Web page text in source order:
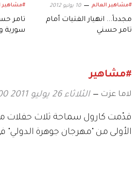
#مشاهير العالم 10 يوليو 2012
مجدداً... انهيار الفتيات أمام
تامر حسني
#مشاهير
تامر
سورية
#مشاهير
لاما عزت الثلاثاء 26 يوليو 2011 04:00
قدّمت كارول سماحة ثلاث حفلات
الأولى من "مهرجان جوهرة الدولي"